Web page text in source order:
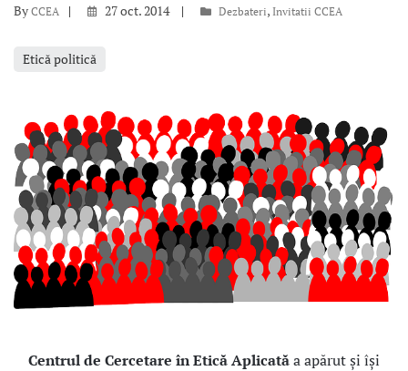
By CCEA 27 oct. 2014 Dezbateri, Invitatii CCEA
Etică politică
Centrul de Cercetare în Etică Aplicatăa apărut și își